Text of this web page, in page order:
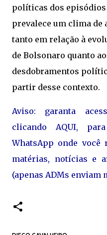
políticas dos
prevalece um clima de
tanto em relação à
de Bolsonaro quanto
desdobramentos
partir desse contexto.
Aviso: garanta
clicando AQUI,
WhatsApp onde você
matérias, notícias e
(apenas ADMs enviam